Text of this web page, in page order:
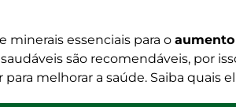
minerais essenciais para o
são recomendáveis, por
melhorar a saúde. Saiba quais